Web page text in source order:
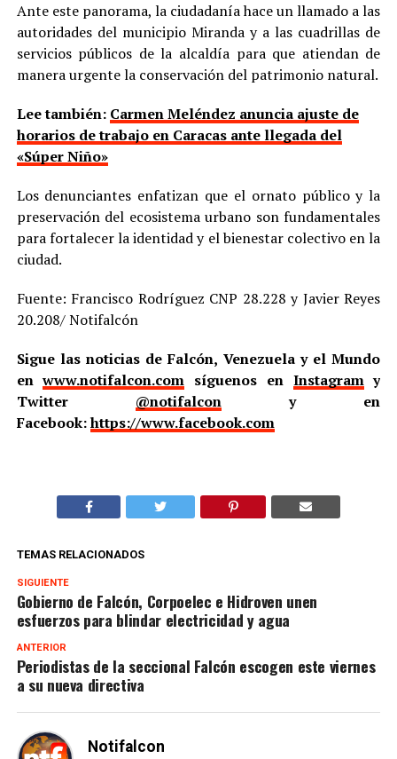
Ante este panorama, la ciudadanía hace un llamado a las
autoridades del municipio Miranda y a las cuadrillas de
servicios públicos de la alcaldía para que atiendan de
manera urgente la conservación del patrimonio natural.
Lee también: Carmen Meléndez anuncia ajuste de
horarios de trabajo en Caracas ante llegada del
«Súper Niño»
Los denunciantes enfatizan que el ornato público y la
preservación del ecosistema urbano son fundamentales
para fortalecer la identidad y el bienestar colectivo en la
ciudad.
Fuente: Francisco Rodríguez CNP 28.228 y Javier Reyes
20.208/ Notifalcón
Sigue las noticias de Falcón, Venezuela y el Mundo
enwww.notifalcon.com síguenos en Instagramy
Twitter @notifalcony en
Facebook:https://www.facebook.com
TEMAS RELACIONADOS
SIGUIENTE
Gobierno de Falcón, Corpoelec e Hidroven unen
esfuerzos para blindar electricidad y agua
ANTERIOR
Periodistas de la seccional Falcón escogen este viernes
a su nueva directiva
Notifalcon